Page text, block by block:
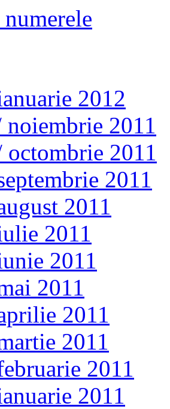
2012
noiembrie 2011
octombrie 2011
2011
2011
2011
2011
2011
2011
2011
2011
2011